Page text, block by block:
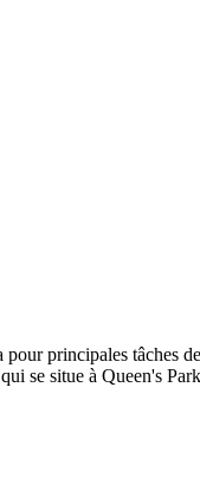
principales tâches
se situe à Queen's